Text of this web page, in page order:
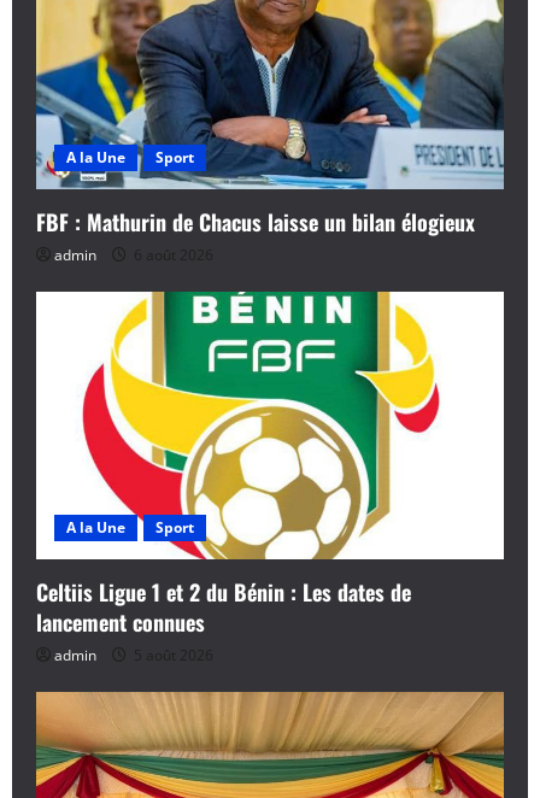
n
d
’
a
r
e
A la Une Sport
FBF : Mathurin de Chacus laisse un bilan élogieux
admin 6 août 2026
A la Une Sport
Celtiis Ligue 1 et 2 du Bénin : Les dates de
lancement connues
admin 5 août 2026